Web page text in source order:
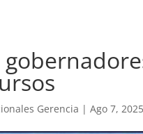
Gerencia |Ago 7, 2025